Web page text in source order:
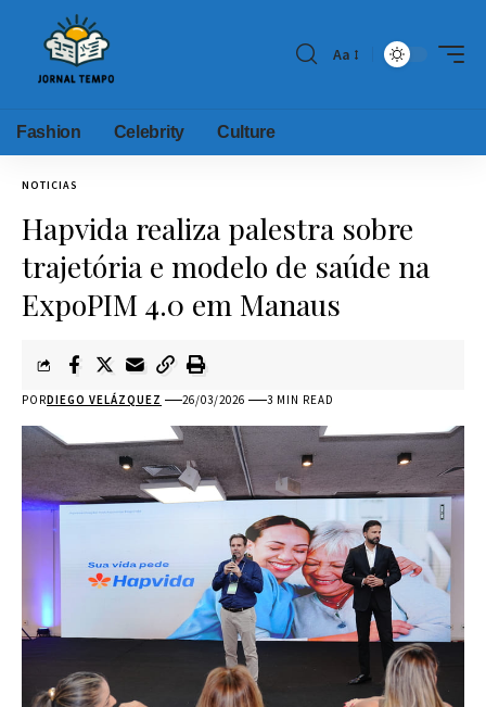
Aa
Fashion Celebrity Culture
NOTICIAS
Hapvida realiza palestra sobre
trajetória e modelo de saúde na
ExpoPIM 4.0 em Manaus
PORDIEGO VELÁZQUEZ 26/03/2026 3 MIN READ